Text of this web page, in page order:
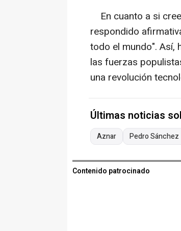
En cuanto a si
respondido
todo el mundo". Así,
las fuerzas
una revolución
Últimas noticias
Aznar Pedro Sánchez
Contenido patrocinado